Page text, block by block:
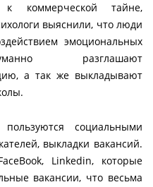
к коммерческой тайне,
выяснили, что люди
эмоциональных
разглашают
а так же выкладывают
социальными
выкладки вакансий.
Linkedin, которые
вакансии, что весьма